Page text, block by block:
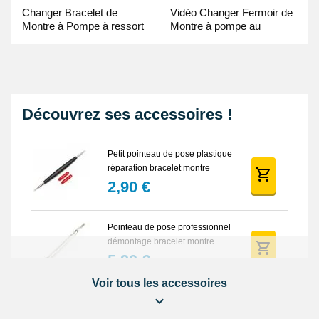
Changer Bracelet de
Montre à Pompe à ressort
Vidéo Changer Fermoir de
Montre à pompe au
Découvrez ses accessoires !
Petit pointeau de pose plastique
réparation bracelet montre
2,90 €
Pointeau de pose professionnel
démontage bracelet montre
5,90 €
Lot Outils Montre 12 pièces +
Voir tous les accessoires